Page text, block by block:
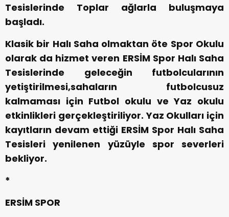
Tesislerinde Toplar ağlarla buluşmaya
başladı.
Klasik bir Halı Saha olmaktan öte Spor Okulu
olarak da hizmet veren ERSİM Spor Halı Saha
Tesislerinde geleceğin futbolcularının
yetiştirilmesi,sahaların futbolcusuz
kalmaması için Futbol okulu ve Yaz okulu
etkinlikleri gerçekleştiriliyor. Yaz Okulları için
kayıtların devam ettiği ERSİM Spor Halı Saha
Tesisleri yenilenen yüzüyle spor severleri
bekliyor.
*
ERSİM SPOR